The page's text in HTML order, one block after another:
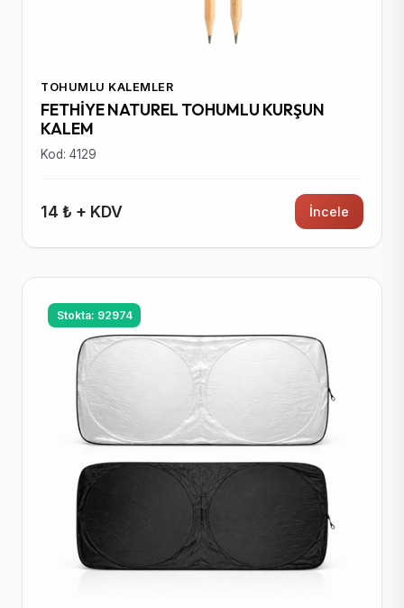
TOHUMLU KALEMLER
FETHİYE NATUREL TOHUMLU KURŞUN
KALEM
Kod: 4129
14 ₺ + KDV İncele
Stokta: 92974